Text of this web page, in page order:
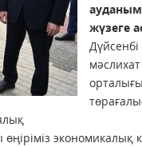
жүзеге
экономикалық